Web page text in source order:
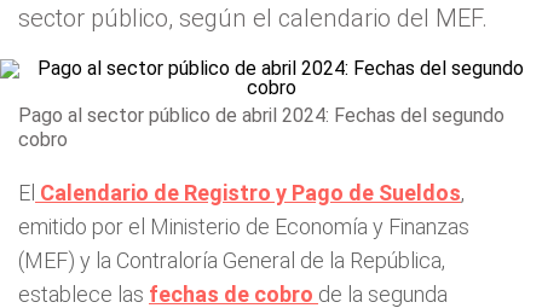
sector público, según el calendario del MEF.
Pago al sector público de abril 2024: Fechas del segundo
cobro
El Calendario de Registro y Pago de Sueldos,
emitido por el Ministerio de Economía y Finanzas
(MEF) y la Contraloría General de la República,
establece las fechas de cobro de la segunda